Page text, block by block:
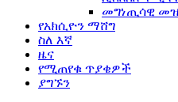
መግነጢሳዊ
የአክሲዮን ማሸግ
ስለ እኛ
ዜና
የሚጠየቁ ጥያቄዎች
ያግኙን